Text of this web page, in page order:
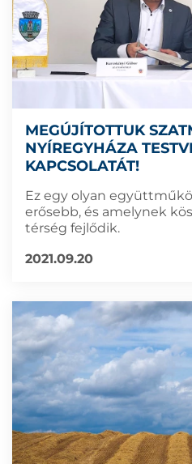
MEGÚJÍTOTTUK
NYÍREGYHÁZA
KAPCSOLATÁT!
Ez egy olyan
erősebb, és amelynek
térség fejlődik.
2021.09.20